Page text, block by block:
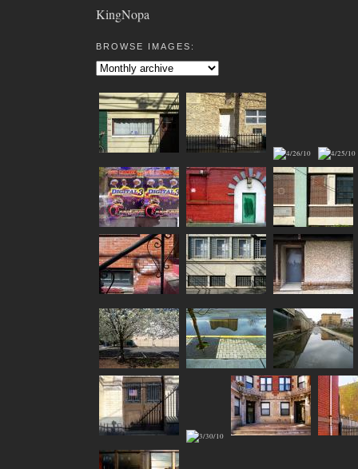
KingNopa
BROWSE IMAGES: